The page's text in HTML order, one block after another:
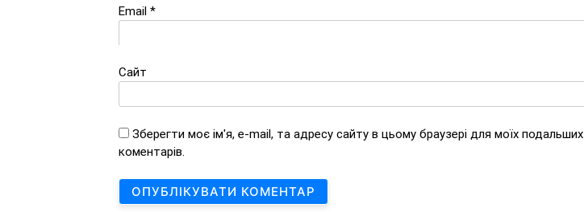
Email *
Сайт
Зберегти моє ім'я, e-mail, та адресу сайту в цьому браузері для моїх подальших
коментарів.